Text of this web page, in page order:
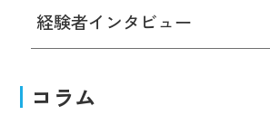
経験者インタビュー
コラム